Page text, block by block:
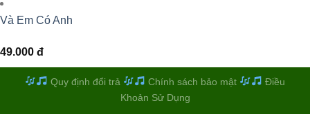
Và Em Có Anh
49.000 đ
Quy định đổi trả Chính sách bảo mật
Điều
Khoản Sử Dụng